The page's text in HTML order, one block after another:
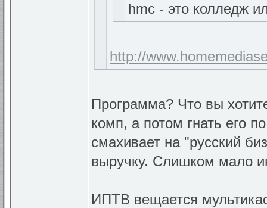
hmc - это колледж
http://
Программа? Что вы
комп, а потом гнать его
смахивает на "русский
выручку. Слишком мало
ИПТВ вещается